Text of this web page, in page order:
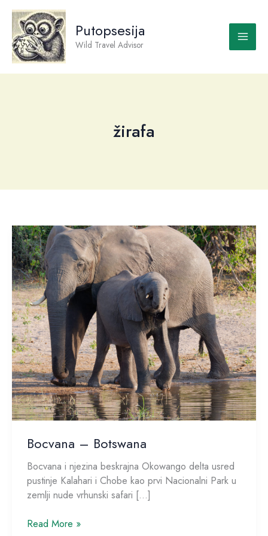
Skip
content
Putopsesija
Wild Travel Advisor
žirafa
Bocvana – Botswana
Bocvana i njezina beskrajna Okowango delta usred
pustinje Kalahari i Chobe kao prvi Nacionalni Park u
zemlji nude vrhunski safari […]
Bocvana
–
Botswana
Read More »